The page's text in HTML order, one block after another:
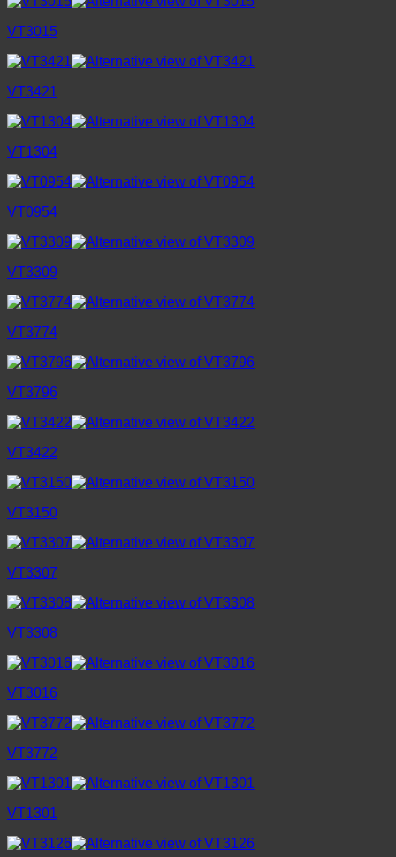
VT3015
VT3421
VT1304
VT0954
VT3309
VT3774
VT3796
VT3422
VT3150
VT3307
VT3308
VT3016
VT3772
VT1301